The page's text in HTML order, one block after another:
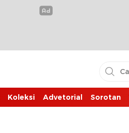
Koleksi Advetorial Sorotan